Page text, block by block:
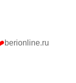
berionline.ru